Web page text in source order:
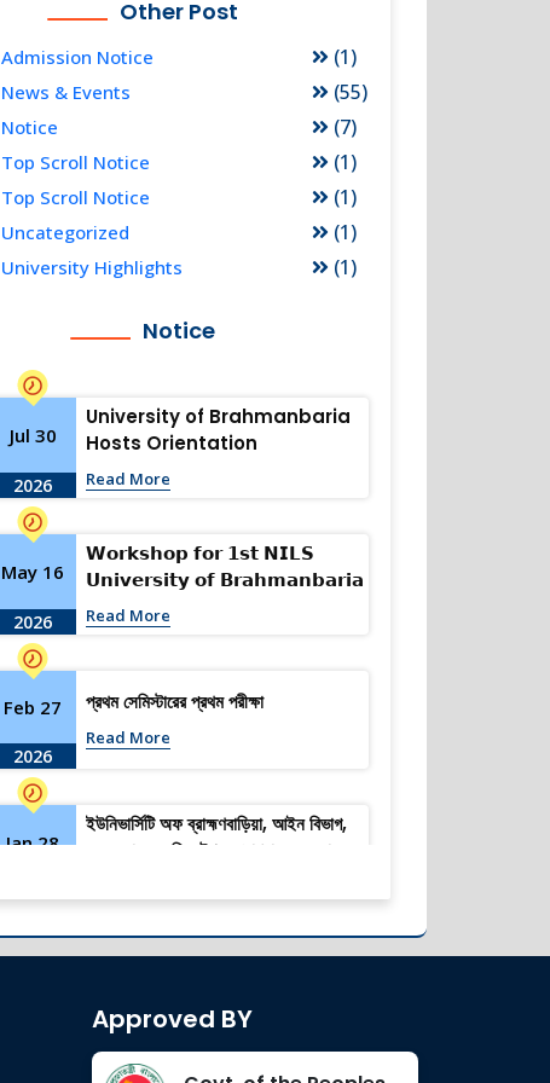
Other Post
Admission Notice (1)
News & Events (55)
Notice (7)
Top Scroll Notice (1)
Top Scroll Notice (1)
Uncategorized (1)
University Highlights (1)
Notice
Jul 30
2026
University of Brahmanbaria
Hosts Orientation
Programme for LL.B. 262
Batch
Read More
May 16
2026
𝗪𝗼𝗿𝗸𝘀𝗵𝗼𝗽 𝗳𝗼𝗿 𝟭𝘀𝘁 𝗡𝗜𝗟𝗦
𝗨𝗻𝗶𝘃𝗲𝗿𝘀𝗶𝘁𝘆 𝗼𝗳 𝗕𝗿𝗮𝗵𝗺𝗮𝗻𝗯𝗮𝗿𝗶𝗮
𝗜𝗻𝘁𝗿𝗮 𝗠𝗼𝗼𝘁 𝗖𝗼𝘂𝗿𝘁
𝗖𝗼𝗺𝗽𝗲𝘁𝗶𝘁𝗶𝗼𝗻 𝟮𝟬𝟮𝟲
Read More
Feb 27
2026
প্রথম সেমিস্টারের প্রথম পরীক্ষা
Read More
Jan 28
ইউনিভার্সিটি অফ ব্রাহ্মণবাড়িয়া, আইন বিভাগ,
২৬১ ব্যাচের অরিয়েন্টেশন প্রোগ্রাম সফলভাবে
ব্রাহ্মণবাড়িয়া: জাতীয় শিক্ষা সপ্তাহ ২০২৬-এ
Read More
Approved BY